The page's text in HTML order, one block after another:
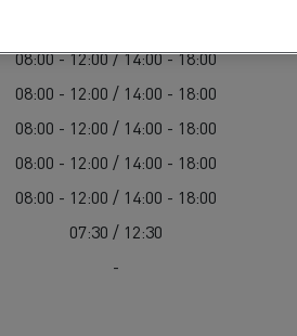
08:00 - 12:00 / 14:00 - 18:00
08:00 - 12:00 / 14:00 - 18:00
08:00 - 12:00 / 14:00 - 18:00
08:00 - 12:00 / 14:00 - 18:00
08:00 - 12:00 / 14:00 - 18:00
07:30 / 12:30
-